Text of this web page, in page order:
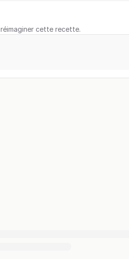
cette recette.